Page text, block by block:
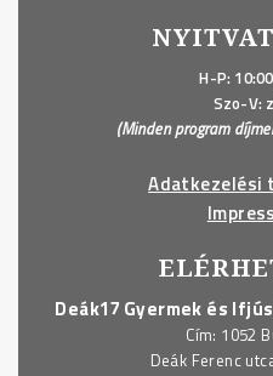
H-P:
Szo-V:
(Minden program
Adatkezelési
Deák17 Gyermek és
Cím: 1052
Deák Ferenc